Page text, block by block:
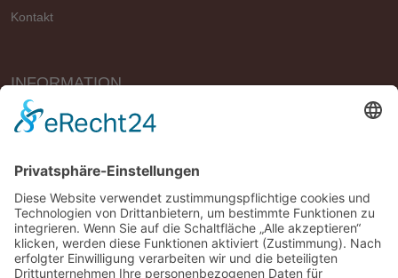
Kontakt
INFORMATION
Vertrag widerrufen
Geschäftsbedingungen (AGB)
Widerrufsbelehrung
Versandbedingungen